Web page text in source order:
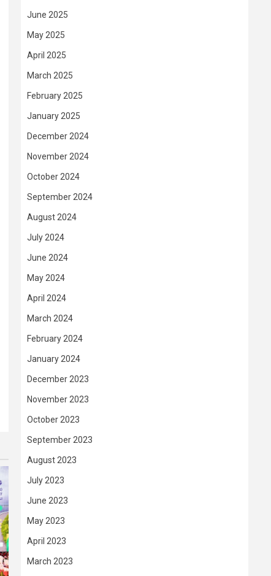
June 2025
May 2025
April 2025
March 2025
February 2025
January 2025
December 2024
November 2024
October 2024
September 2024
August 2024
July 2024
June 2024
May 2024
April 2024
March 2024
February 2024
January 2024
December 2023
November 2023
October 2023
September 2023
August 2023
July 2023
June 2023
May 2023
April 2023
March 2023